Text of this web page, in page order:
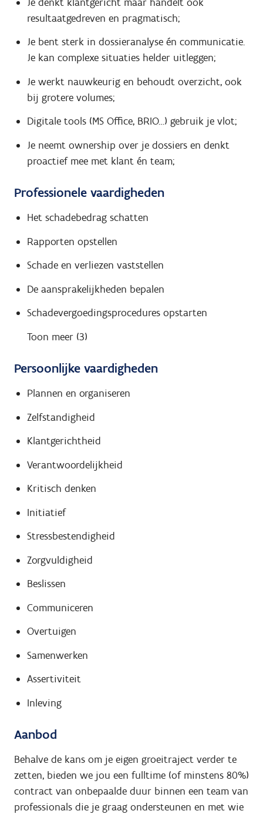
resultaatgedreven en pragmatisch;
Je bent sterk in dossieranalyse én communicatie.
Je kan complexe situaties helder uitleggen;
Je werkt nauwkeurig en behoudt overzicht, ook
bij grotere volumes;
Digitale tools (MS Office, BRIO…) gebruik je vlot;
Je neemt ownership over je dossiers en denkt
proactief mee met klant én team;
Professionele vaardigheden
Het schadebedrag schatten
Rapporten opstellen
Schade en verliezen vaststellen
De aansprakelijkheden bepalen
Schadevergoedingsprocedures opstarten
Toon meer (3)
Persoonlijke vaardigheden
Plannen en organiseren
Zelfstandigheid
Klantgerichtheid
Verantwoordelijkheid
Kritisch denken
Initiatief
Stressbestendigheid
Zorgvuldigheid
Beslissen
Communiceren
Overtuigen
Samenwerken
Assertiviteit
Inleving
Aanbod
Behalve de kans om je eigen groeitraject verder te
zetten, bieden we jou een fulltime (of minstens 80%)
contract van onbepaalde duur binnen een team van
professionals die je graag ondersteunen en met wie